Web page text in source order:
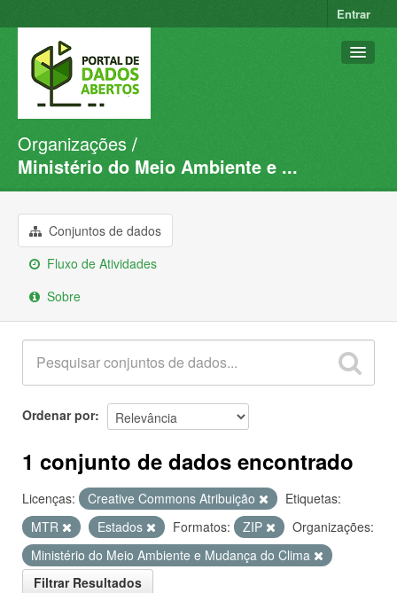
Entrar
Conjuntos de dados
Organizações
Sobre
Organizações
Ministério do Meio Ambiente e ...
Conjuntos de dados
Fluxo de Atividades
Sobre
Ordenar por
1 conjunto de dados encontrado
Licenças: Creative Commons Atribuição
Etiquetas:
MTR
Estados Formatos: ZIP
Organizações:
Ministério do Meio Ambiente e Mudança do Clima
Filtrar Resultados